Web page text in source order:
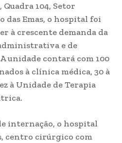
Quadra 104, Setor
das Emas, o hospital foi
à crescente demanda da
e de
unidade contará com 100
à clínica médica, 30 à
à Unidade de Terapia
internação, o hospital
centro cirúrgico com